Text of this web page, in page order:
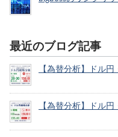
最近のブログ記事
【為替分析】ドル
【為替分析】ドル